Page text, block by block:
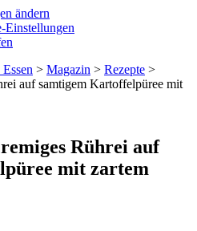
ändern
Einstellungen
> Magazin > Rezepte >
auf samtigem Kartoffelpüree mit
Rührei auf
mit zartem